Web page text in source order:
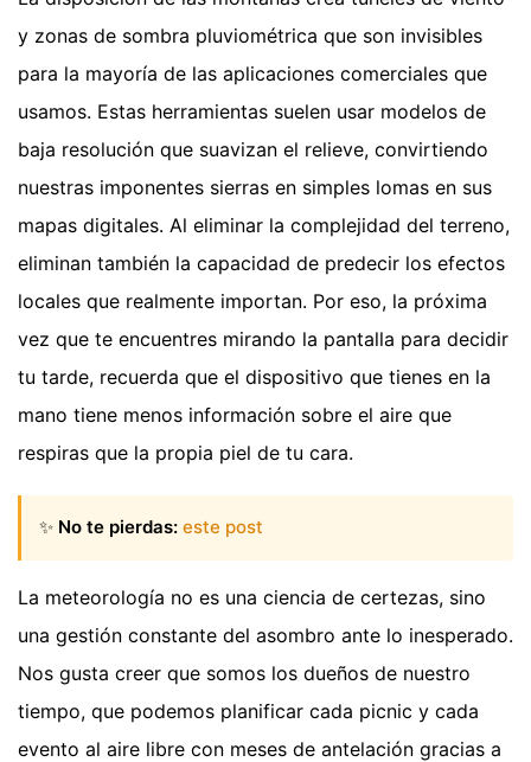
y zonas de sombra pluviométrica que son invisibles
para la mayoría de las aplicaciones comerciales que
usamos. Estas herramientas suelen usar modelos de
baja resolución que suavizan el relieve, convirtiendo
nuestras imponentes sierras en simples lomas en sus
mapas digitales. Al eliminar la complejidad del terreno,
eliminan también la capacidad de predecir los efectos
locales que realmente importan. Por eso, la próxima
vez que te encuentres mirando la pantalla para decidir
tu tarde, recuerda que el dispositivo que tienes en la
mano tiene menos información sobre el aire que
respiras que la propia piel de tu cara.
✨ No te pierdas: este post
La meteorología no es una ciencia de certezas, sino
una gestión constante del asombro ante lo inesperado.
Nos gusta creer que somos los dueños de nuestro
tiempo, que podemos planificar cada picnic y cada
evento al aire libre con meses de antelación gracias a